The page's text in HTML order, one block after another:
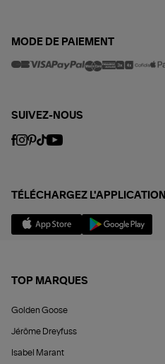
MODE DE PAIEMENT
SUIVEZ-NOUS
TÉLÉCHARGEZ L'APPLICATION
TOP MARQUES
Golden Goose
Jérôme Dreyfuss
Isabel Marant